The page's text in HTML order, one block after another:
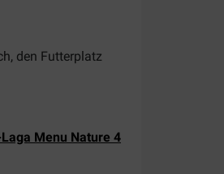
den Futterplatz
Menu Nature 4